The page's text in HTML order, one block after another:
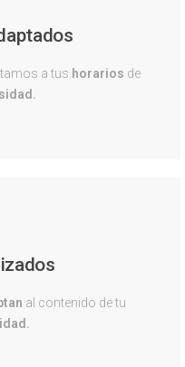
a tus horarios de
al contenido de tu